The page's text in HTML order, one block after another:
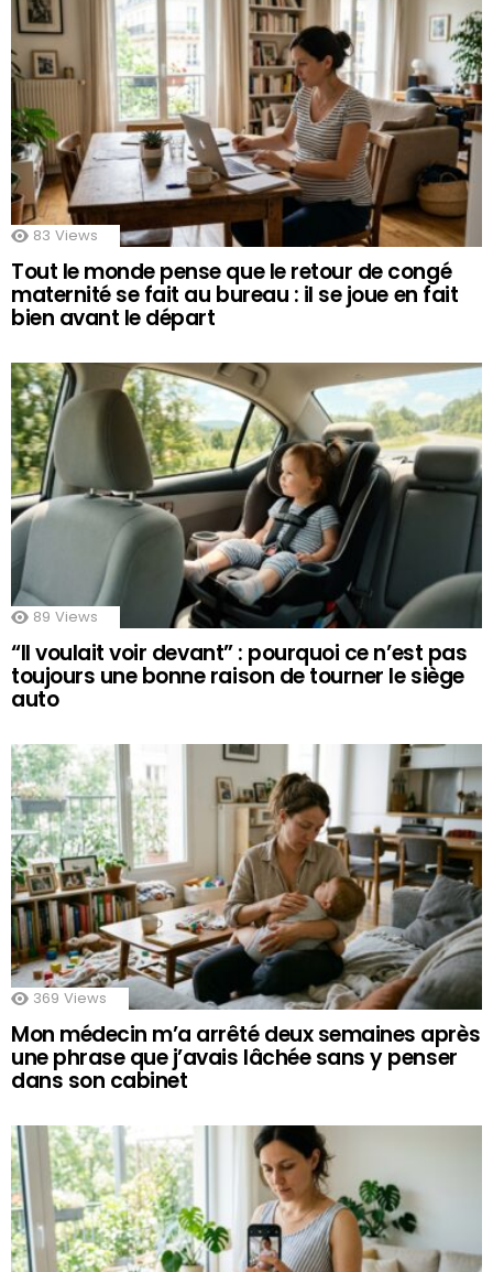
83 Views
Tout le monde pense que le retour de congé
maternité se fait au bureau : il se joue en fait
bien avant le départ
89 Views
“Il voulait voir devant” : pourquoi ce n’est pas
toujours une bonne raison de tourner le siège
auto
369 Views
Mon médecin m’a arrêté deux semaines après
une phrase que j’avais lâchée sans y penser
dans son cabinet